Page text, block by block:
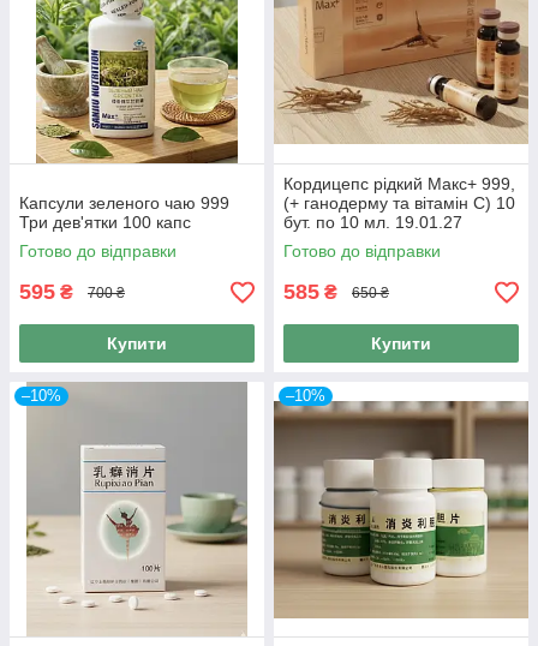
Капсули зеленого чаю 999
Три дев'ятки 100 капс
Готово до відправки
595 ₴ 700 ₴
Купити
Кордицепс рідкий Макс+ 999,
(+ ганодерму та вітамін С) 10
бут. по 10 мл. 19.01.27
Готово до відправки
585 ₴ 650 ₴
Купити
–10% –10%